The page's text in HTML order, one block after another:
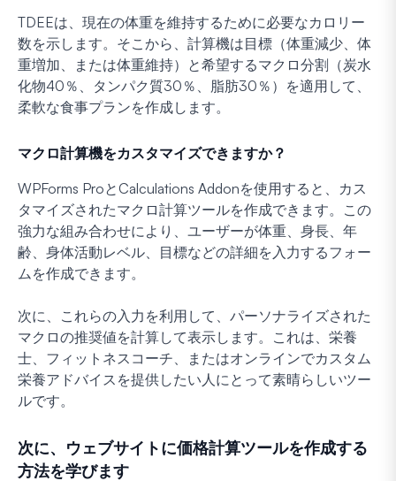
TDEEは、現在の体重を維持するために必要なカロリー
数を示します。そこから、計算機は目標（体重減少、体
重増加、または体重維持）と希望するマクロ分割（炭水
化物40％、タンパク質30％、脂肪30％）を適用して、
柔軟な食事プランを作成します。
マクロ計算機をカスタマイズできますか？
WPForms ProとCalculations Addonを使用すると、カス
タマイズされたマクロ計算ツールを作成できます。この
強力な組み合わせにより、ユーザーが体重、身長、年
齢、身体活動レベル、目標などの詳細を入力するフォー
ムを作成できます。
次に、これらの入力を利用して、パーソナライズされた
マクロの推奨値を計算して表示します。これは、栄養
士、フィットネスコーチ、またはオンラインでカスタム
栄養アドバイスを提供したい人にとって素晴らしいツー
ルです。
次に、ウェブサイトに価格計算ツールを作成する
方法を学びます